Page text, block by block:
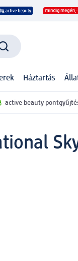
Háztartás
active beauty